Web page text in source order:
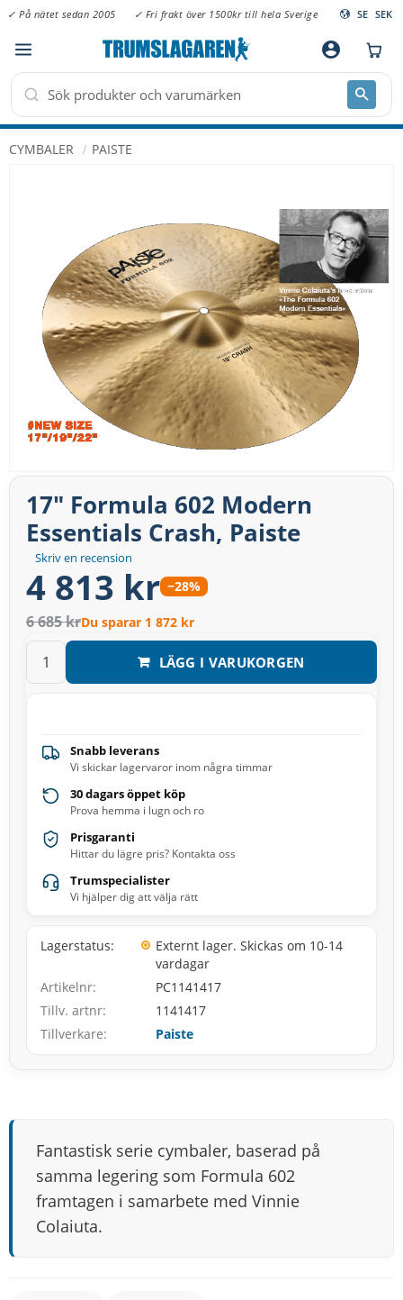
Meny
✓ På nätet sedan 2005 ✓ Fri frakt över 1500kr till hela Sverige SE SEK
account_circle
CYMBALER PAISTE
Skriv en recension
17" Formula 602 Modern
Essentials Crash, Paiste
4 813 kr −28%
6 685 krDu sparar 1 872 kr
LÄGG I VARUKORGEN
Snabb leverans
Vi skickar lagervaror inom några timmar
30 dagars öppet köp
Prova hemma i lugn och ro
Prisgaranti
Hittar du lägre pris? Kontakta oss
Trumspecialister
Vi hjälper dig att välja rätt
Lagerstatus
Externt lager. Skickas om 10-14
vardagar
Artikelnr
PC1141417
Tillv. artnr
1141417
Tillverkare
Paiste
Fantastisk serie cymbaler, baserad på
samma legering som Formula 602
framtagen i samarbete med Vinnie
Colaiuta.